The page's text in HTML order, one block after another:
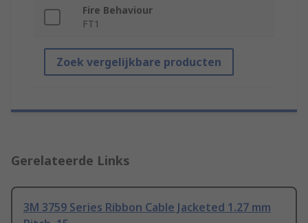
Fire Behaviour
FT1
Zoek vergelijkbare producten
Gerelateerde Links
3M 3759 Series Ribbon Cable Jacketed 1.27 mm